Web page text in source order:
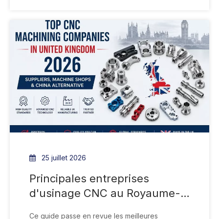
précision à l'aide d'une machine de gravure et
de découpe CNC. Son profil complexe
comprenait des angles vifs, des sections étroites
et des bords chanfreinés qui nécessitaient un
usinage minutieux. Selon les exigences du client,
les surfaces chanfreinées ont été peintes, tandis
que le côté collage a été laissé non peint et
préparé pour la pose adhésive sur le véhicule.
25 juillet 2026
Principales entreprises
d'usinage CNC au Royaume-
Ce guide passe en revue les meilleures